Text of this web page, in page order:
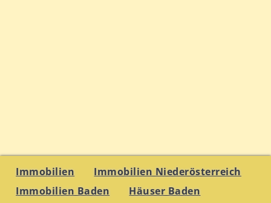
Immobilien
Immobilien Niederösterreich
Immobilien Baden
Häuser Baden